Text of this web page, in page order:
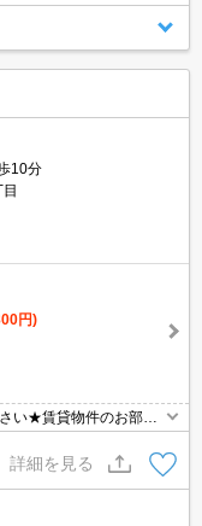
10分
円)
い★賃貸物件のお部屋
詳細を見る